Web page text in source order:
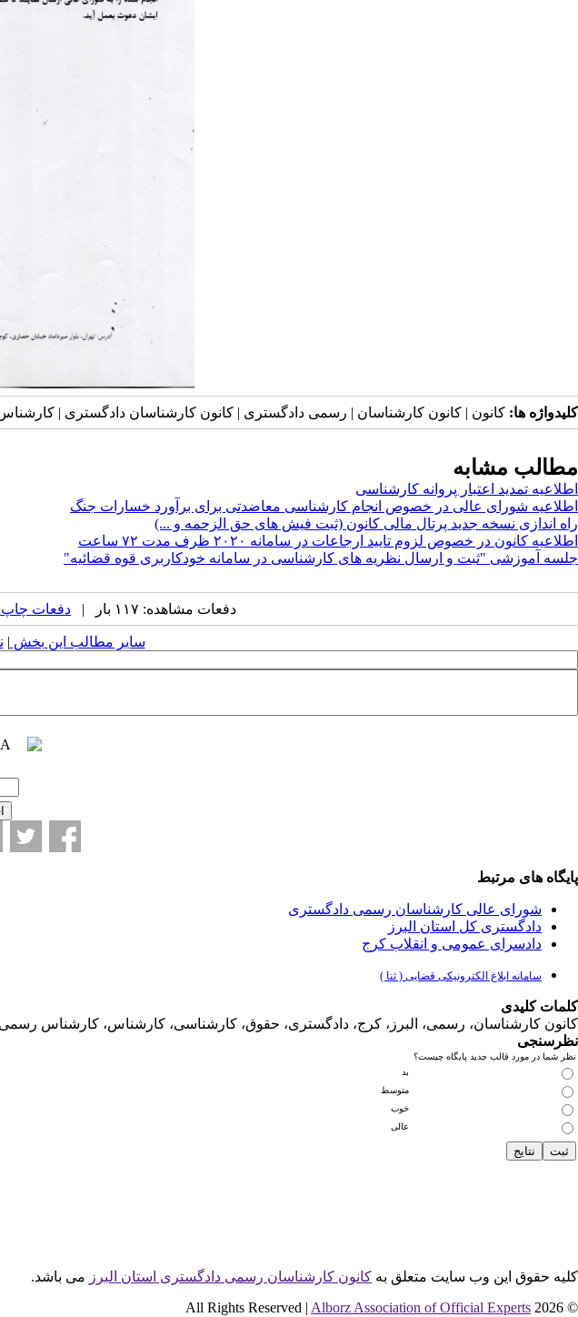
کلیدواژه ها: کانون | کانون کارشناسان | رسمی دادگستری | کانون کارشناسان دادگستری |
مطالب مشابه
اطلاعیه تمدید اعتبار پروانه کارشناسی
اطلاعیه شورای عالی در خصوص انجام کارشناسی معاضدتی برای برآورد خسارات جنگ
راه اندازی نسخه جدید پرتال مالی کانون (ثبت فیش های حق الزحمه و ...)
اطلاعیه کانون در خصوص لزوم تایید ارجاعات در سامانه ۲۰۲۰ ظرف مدت ۷۲ ساعت
جلسه آموزشی "ثبت و ارسال نظریه های کارشناسی در سامانه خودکاربری قوه قضائیه"
دفعات مشاهده: ۱۱۷ بار | دفعات چاپ: ۴۶
سایر مطالب این بخش |
پایگاه های مرتبط
شورای عالی کارشناسان رسمی دادگستری
دادگستری کل استان البرز
دادسرای عمومی و انقلاب کرج
سامانه ابلاغ الکترونیکی قضایی ( ثنا )
کلمات کلیدی
کانون کارشناسان، رسمی، البرز، کرج، دادگستری، حقوق، کارشناسی، کارشناس، کارشناس رسمی
نظرسنجی
نظر شما در مورد قالب جدید پایگاه چیست؟
بد
متوسط
خوب
عالی
کلیه حقوق این وب سایت متعلق به کانون کارشناسان رسمی دادگستری استان البرز می باشد.
© 2026 All Rights Reserved |
Alborz Association of Official Experts